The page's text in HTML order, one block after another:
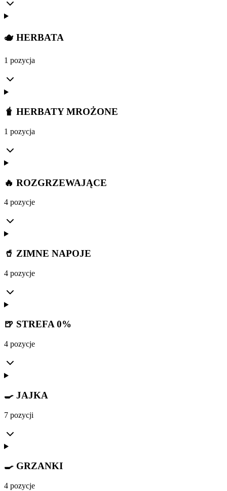
🫖 HERBATA
1 pozycja
🧋 HERBATY MROŻONE
1 pozycja
🔥 ROZGRZEWAJĄCE
4 pozycje
🥤 ZIMNE NAPOJE
4 pozycje
🍺 STREFA 0%
4 pozycje
🍳 JAJKA
7 pozycji
🍳 GRZANKI
4 pozycje